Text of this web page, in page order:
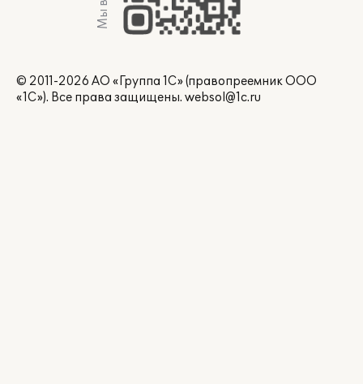
© 2011-2026 АО «Группа 1С» (правопреемник ООО
«1С»). Все права защищены. websol@1c.ru